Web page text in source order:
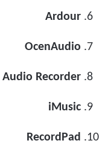
Ardour
OcenAudio
Audio Recorder
iMusic
RecordPad